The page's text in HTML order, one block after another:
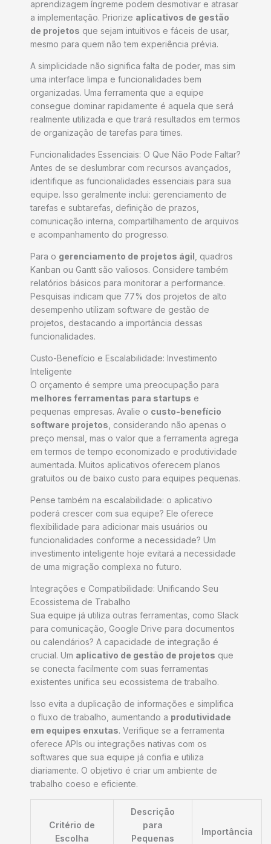
aprendizagem íngreme podem desmotivar e atrasar
a implementação. Priorize aplicativos de gestão
de projetos que sejam intuitivos e fáceis de usar,
mesmo para quem não tem experiência prévia.
A simplicidade não significa falta de poder, mas sim
uma interface limpa e funcionalidades bem
organizadas. Uma ferramenta que a equipe
consegue dominar rapidamente é aquela que será
realmente utilizada e que trará resultados em termos
de organização de tarefas para times.
Funcionalidades Essenciais: O Que Não Pode Faltar?
Antes de se deslumbrar com recursos avançados,
identifique as funcionalidades essenciais para sua
equipe. Isso geralmente inclui: gerenciamento de
tarefas e subtarefas, definição de prazos,
comunicação interna, compartilhamento de arquivos
e acompanhamento do progresso.
Para o gerenciamento de projetos ágil , quadros
Kanban ou Gantt são valiosos. Considere também
relatórios básicos para monitorar a performance.
Pesquisas indicam que 77% dos projetos de alto
desempenho utilizam software de gestão de
projetos, destacando a importância dessas
funcionalidades.
Custo-Benefício e Escalabilidade: Investimento
Inteligente
O orçamento é sempre uma preocupação para
melhores ferramentas para startups e
pequenas empresas. Avalie o custo-benefício
software projetos , considerando não apenas o
preço mensal, mas o valor que a ferramenta agrega
em termos de tempo economizado e produtividade
aumentada. Muitos aplicativos oferecem planos
gratuitos ou de baixo custo para equipes pequenas.
Pense também na escalabilidade: o aplicativo
poderá crescer com sua equipe? Ele oferece
flexibilidade para adicionar mais usuários ou
funcionalidades conforme a necessidade? Um
investimento inteligente hoje evitará a necessidade
de uma migração complexa no futuro.
Integrações e Compatibilidade: Unificando Seu
Ecossistema de Trabalho
Sua equipe já utiliza outras ferramentas, como Slack
para comunicação, Google Drive para documentos
ou calendários? A capacidade de integração é
crucial. Um aplicativo de gestão de projetos que
se conecta facilmente com suas ferramentas
existentes unifica seu ecossistema de trabalho.
Isso evita a duplicação de informações e simplifica
o fluxo de trabalho, aumentando a produtividade
em equipes enxutas. Verifique se a ferramenta
oferece APIs ou integrações nativas com os
softwares que sua equipe já confia e utiliza
diariamente. O objetivo é criar um ambiente de
trabalho coeso e eficiente.
Critério de
Escolha
Descrição
para
Pequenas
Importância